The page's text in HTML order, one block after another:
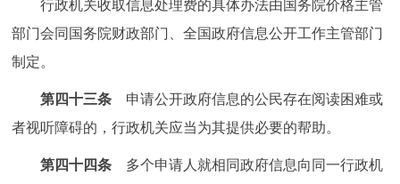
行政机关收取信息处理费的具体办法由国务院价格主管
部门会同国务院财政部门、全国政府信息公开工作主管部门
制定。
第四十三条 申请公开政府信息的公民存在阅读困难或
者视听障碍的，行政机关应当为其提供必要的帮助。
第四十四条 多个申请人就相同政府信息向同一行政机